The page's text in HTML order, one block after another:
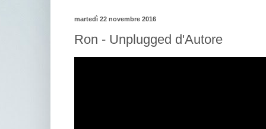
martedì 22 novembre 2016
Ron - Unplugged d'Autore